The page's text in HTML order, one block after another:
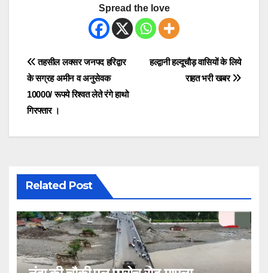
Spread the love
Post
navigation
हल्द्वानी हल्दूचौड़ वासियों के लिये
राहत भरी खबर
तहसील लक्सर जनपद हरिद्वार
के सग्रह अमीन व अनुसेवक
10000/ रूपये रिश्वत लेते रंगे हाथो
गिरफ्तार ।
Related Post